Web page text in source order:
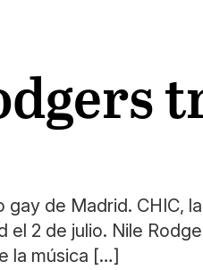
de Madrid. CHIC,
2 de julio. Nile
la música […]